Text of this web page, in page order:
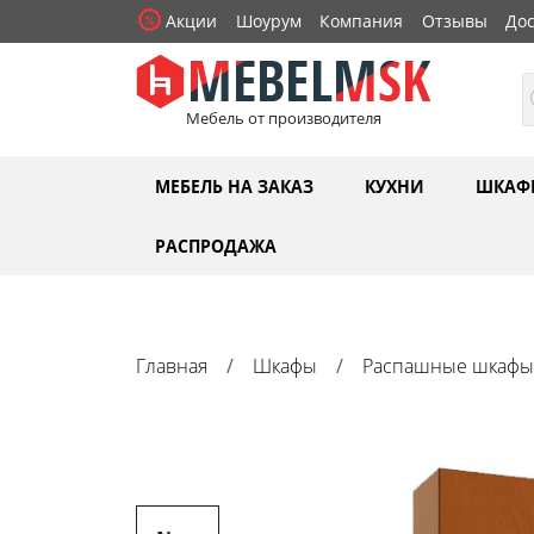
Акции Шоурум Компания Отзывы
Мебель от производителя
МЕБЕЛЬ НА ЗАКАЗ КУХНИ
РАСПРОДАЖА
Главная Шкафы Распашные шкафы